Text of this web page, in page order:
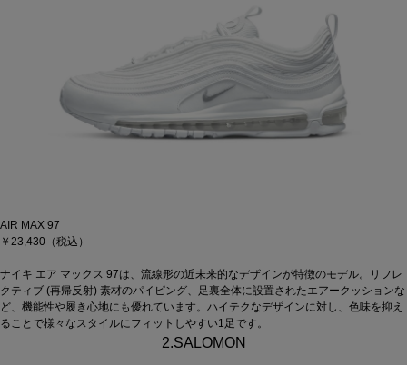
AIR MAX 97
￥23,430（税込）
ナイキ エア マックス 97は、流線形の近未来的なデザインが特徴のモデル。リフレ
クティブ (再帰反射) 素材のパイピング、足裏全体に設置されたエアークッションな
ど、機能性や履き心地にも優れています。ハイテクなデザインに対し、色味を抑え
ることで様々なスタイルにフィットしやすい1足です。
2.SALOMON